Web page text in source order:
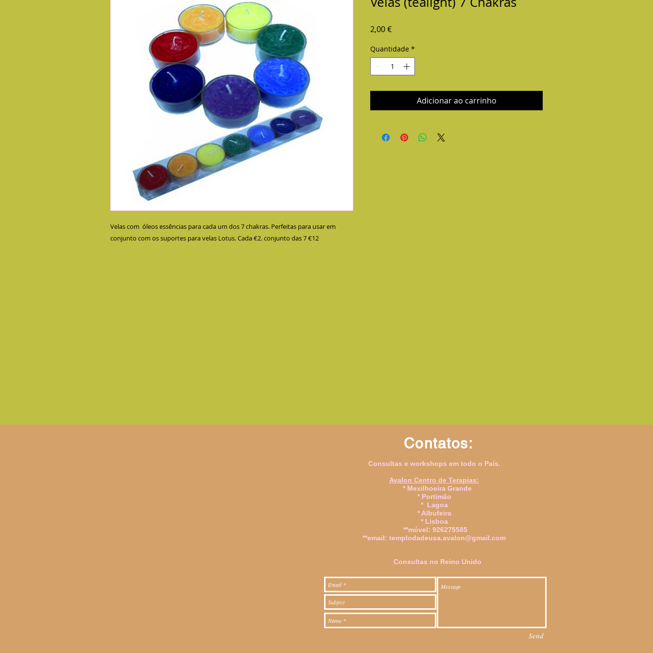
Velas com  óleos essências para cada um dos 7 chakras. Perfeitas para usar em
conjunto com os suportes para velas Lotus. Cada €2. conjunto das 7 €12
2,00 €Preço
Quantidade *
Adicionar ao carrinho
Contatos:
Consultas e workshops em todo o País.
Avalon Centro de Terapias:
* Mexilhoeira Grande
* Portimão
* Lagoa
* Albufeira
* Lisboa
**móvel: 926275585
**email: templodadeusa.avalon@gmail.com
Consultas no Reino Unido
Send